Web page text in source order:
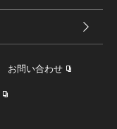
お問い合わせ